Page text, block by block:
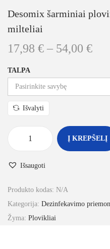
Desomix šarminiai
milteliai
17,98 € – 54,00 €
TALPA
Išvalyti
Į KREPŠELĮ
Išsaugoti
Produkto kodas: N/A
Kategorija: Dezinfekavimo
Žyma: Plovikliai